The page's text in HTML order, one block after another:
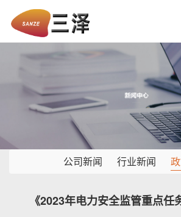
公司新闻 行业新闻
《2023年电力安全监管重点任